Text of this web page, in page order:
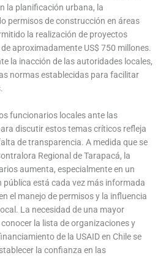
la planificación urbana, la
permisos de construcción en áreas
la realización de proyectos
aproximadamente US$ 750 millones.
la inacción de las autoridades locales,
normas establecidas para facilitar
funcionarios locales ante las
discutir estos temas críticos refleja
de transparencia. A medida que se
Regional de Tarapacá, la
aumenta, especialmente en un
está cada vez más informada
el manejo de permisos y la influencia
La necesidad de una mayor
la lista de organizaciones y
de la USAID en Chile se
la confianza en las